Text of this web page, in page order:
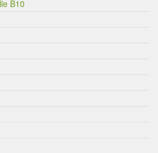
B10